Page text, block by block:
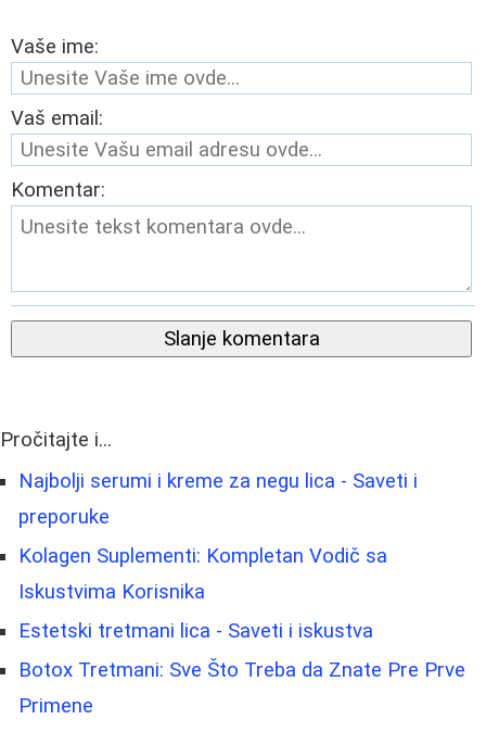
Vaše ime:
Vaš email:
Komentar:
Slanje komentara
Pročitajte i...
Najbolji serumi i kreme za negu lica - Saveti i
preporuke
Kolagen Suplementi: Kompletan Vodič sa
Iskustvima Korisnika
Estetski tretmani lica - Saveti i iskustva
Botox Tretmani: Sve Što Treba da Znate Pre Prve
Primene